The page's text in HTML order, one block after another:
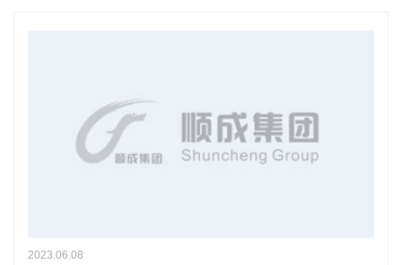
2023.06.08